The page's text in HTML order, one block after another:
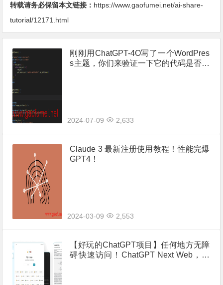
转载请务必保留本文链接： https://www.gaofumei.net/ai-share-
tutorial/12171.html
刚刚用ChatGPT-4O写了一个WordPres
s主题，你们来验证一下它的代码是否准
2024-07-09 2,633
Claude 3 最新注册使用教程！性能完爆
GPT4！
2024-03-09 2,553
【好玩的ChatGPT项目】任何地方无障
碍快速访问！ChatGPT Next Web，一